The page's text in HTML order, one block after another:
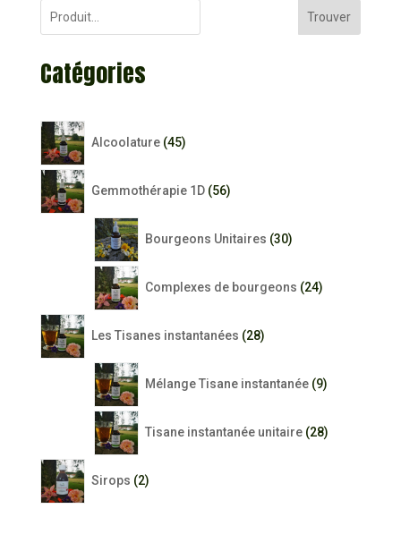
Trouver
Catégories
Alcoolature 45
produits
Gemmothérapie 1D 56
produits
Bourgeons Unitaires 30
produits
Complexes de bourgeons 24
produits
Les Tisanes instantanées 28
produits
Mélange Tisane instantanée 9
produits
Tisane instantanée unitaire 28
produits
Sirops 2
produits